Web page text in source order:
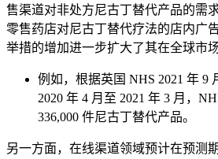
售渠道对非处方尼古丁替代产品的需
零售药店对尼古丁替代疗法的店内广
举措的增加进一步扩大了其在全球市
例如，根据英国 NHS 2021 年 9
2020 年 4 月至 2021 年 3 月，
336,000 件尼古丁替代产品。
另一方面，在线渠道领域预计在预测